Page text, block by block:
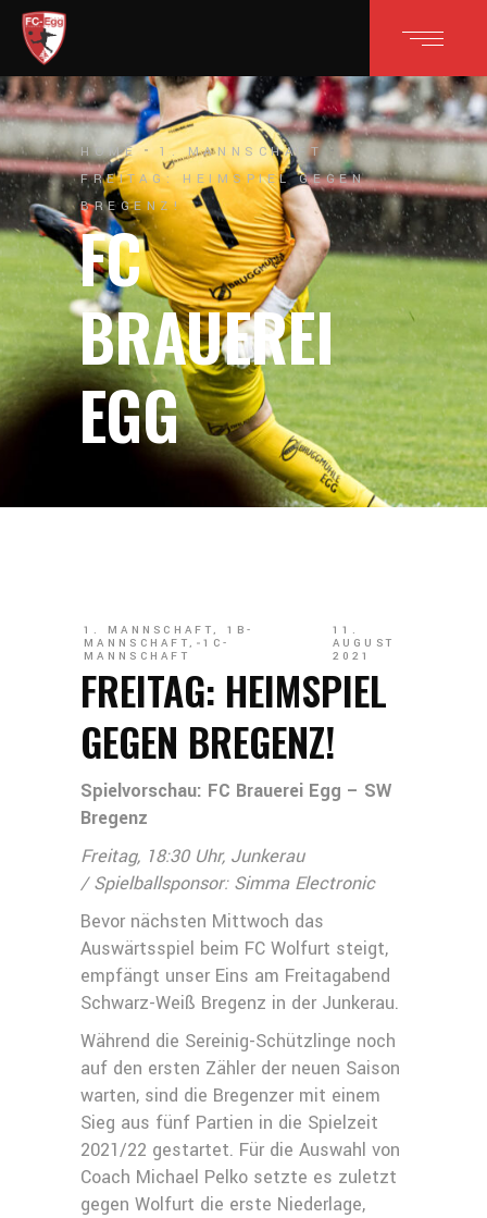
HOME
1. MANNSCHAFT
FREITAG: HEIMSPIEL GEGEN
BREGENZ!
FC
BRAUEREI
EGG
1. MANNSCHAFT, 1B-
MANNSCHAFT, 1C-
MANNSCHAFT
11.
AUGUST
2021
FREITAG: HEIMSPIEL
GEGEN BREGENZ!
Spielvorschau: FC Brauerei Egg – SW
Bregenz
Freitag, 18:30 Uhr, Junkerau
/ Spielballsponsor: Simma Electronic
Bevor nächsten Mittwoch das
Auswärtsspiel beim FC Wolfurt steigt,
empfängt unser Eins am Freitagabend
Schwarz-Weiß Bregenz in der Junkerau.
Während die Sereinig-Schützlinge noch
auf den ersten Zähler der neuen Saison
warten, sind die Bregenzer mit einem
Sieg aus fünf Partien in die Spielzeit
2021/22 gestartet. Für die Auswahl von
Coach Michael Pelko setzte es zuletzt
gegen Wolfurt die erste Niederlage,